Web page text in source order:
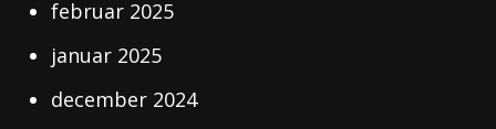
februar 2025
januar 2025
december 2024